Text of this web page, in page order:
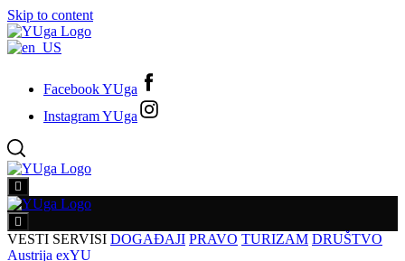
Skip to content
Facebook YUga
Instagram YUga
VESTI SERVISI DOGAĐAJI PRAVO TURIZAM DRUŠTVO
Austrija exYU